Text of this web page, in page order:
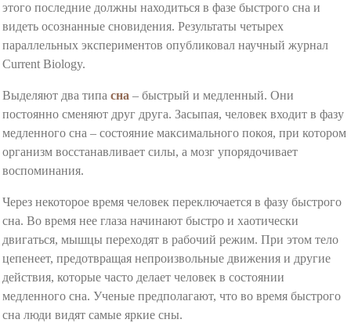
этого последние должны находиться в фазе быстрого сна и
видеть осознанные сновидения. Результаты четырех
параллельных экспериментов опубликовал научный журнал
Current Biology.
Выделяют два типа сна – быстрый и медленный. Они
постоянно сменяют друг друга. Засыпая, человек входит в фазу
медленного сна – состояние максимального покоя, при котором
организм восстанавливает силы, а мозг упорядочивает
воспоминания.
Через некоторое время человек переключается в фазу быстрого
сна. Во время нее глаза начинают быстро и хаотически
двигаться, мышцы переходят в рабочий режим. При этом тело
цепенеет, предотвращая непроизвольные движения и другие
действия, которые часто делает человек в состоянии
медленного сна. Ученые предполагают, что во время быстрого
сна люди видят самые яркие сны.